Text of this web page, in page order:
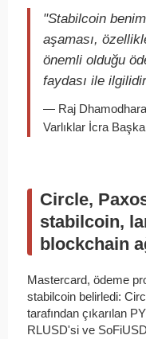
"Stabilcoin
aşaması,
önemli olduğu
faydası ile
— Raj
Varlıklar İcra
Circle,
stabilcoin,
blockchain
Mastercard, ödeme
stabilcoin belirledi:
tarafından çıkarılan
RLUSD'si ve